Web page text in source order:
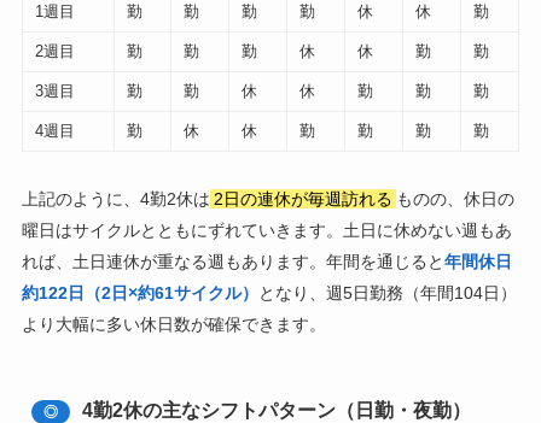
1週目 勤 勤 勤 勤 休 休 勤
2週目 勤 勤 勤 休 休 勤 勤
3週目 勤 勤 休 休 勤 勤 勤
4週目 勤 休 休 勤 勤 勤 勤
上記のように、4勤2休は 2日の連休が毎週訪れる ものの、休日の
曜日はサイクルとともにずれていきます。土日に休めない週もあ
れば、土日連休が重なる週もあります。年間を通じると年間休日
約122日（2日×約61サイクル）
となり、週5日勤務（年間104日）
より大幅に多い休日数が確保できます。
◎ 4勤2休の主なシフトパターン（日勤・夜勤）